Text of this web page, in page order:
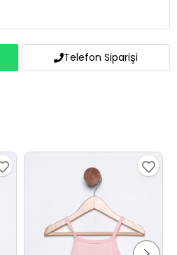
Telefon Siparişi